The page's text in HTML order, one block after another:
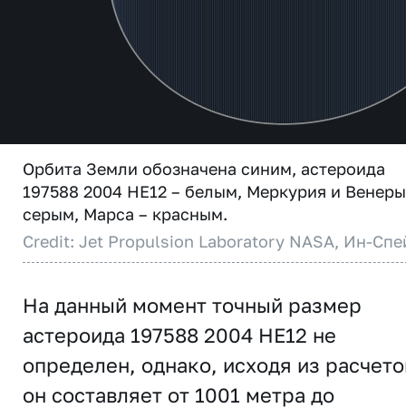
Орбита Земли обозначена синим, астероида
197588 2004 HE12 – белым, Меркурия и
серым, Марса – красным.
Credit: Jet Propulsion Laboratory NASA, Ин-
На данный момент точный размер
астероида 197588 2004 HE12 не
определен, однако, исходя из
он составляет от 1001 метра до